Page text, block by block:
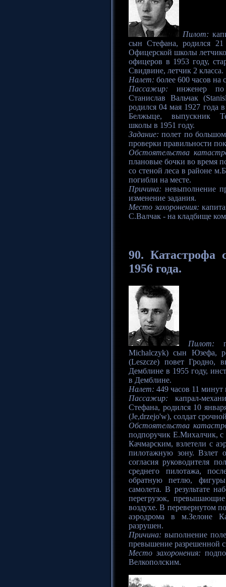
Пилот:
сын Стефана, родился
Офицерской школы
офицеров в 1953 году,
Свидвине, летчик 2 класса.
Налет: более 600 часов
Пассажир: инженер по
Станислав Вальчак
родился 04 мая 1927 года
Белжыце, выпускник
школы в 1951 году.
Задание: полет по
проверки правильности
Обстоятельства
плановые бочки во время
со стеной леса в районе
погибли на месте.
Причина: невыполнение
изменение задания.
Место захоронения:
С.Валчак - на кладбище
90. Катастрофа
1956 года.
Пилот:
Michalczyk) сын Юзефа,
(Leszcze) повет Гродно,
Демблине в 1955 году,
в Демблине.
Налет: 449 часов 11
Пассажир: капрал-
Стефана, родился 10
(Je,drzejo'w), солдат
Обстоятельства
подпоручик Е.Михалчик, с
Качмарским, взлетели с
пилотажную зону. Взлет
согласия руководителя
среднего пилотажа,
обратную петлю,
самолета. В результате
перегрузок,
воздухе. В перевернутом
аэродрома в м.Зелоне
разрушен.
Причина: выполнение
превышение разрешенной
Место захоронения:
Велкополским.